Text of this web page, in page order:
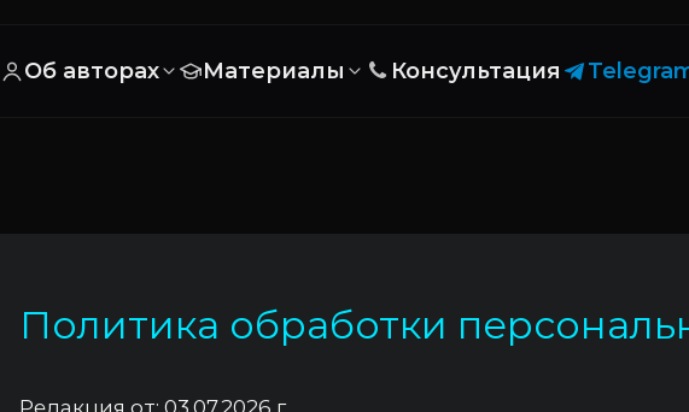
Об авторах Материалы Консультация
Политика обработки
Редакция от: 03.07.2026 г.